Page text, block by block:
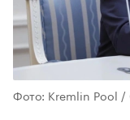
Фото: Kremlin Pool /